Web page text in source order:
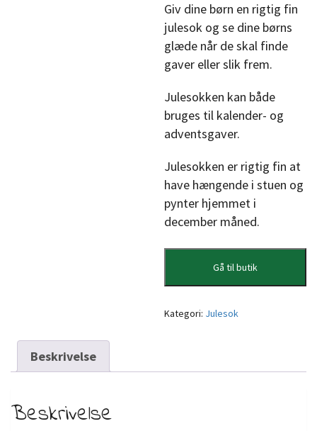
Giv dine børn en rigtig fin
julesok og se dine børns
glæde når de skal finde
gaver eller slik frem.
Julesokken kan både
bruges til kalender- og
adventsgaver.
Julesokken er rigtig fin at
have hængende i stuen og
pynter hjemmet i
december måned.
Gå til butik
Kategori: Julesok
Beskrivelse
Beskrivelse